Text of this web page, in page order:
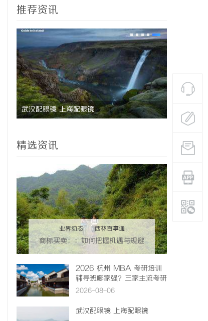
推荐资讯
温婉灵动，一眼万年！久匠量身定制的眉眼
唇，才是你整张脸的点睛之笔！淡颜系女生的
精选资讯
业界动态 西林百事通
商标买卖：：如何把握机遇与规避
风险
2026 杭州 MBA 考研培训
辅导班哪家强？三家主流考研
机构推荐
2026-08-06
武汉配眼镜 上海配眼镜